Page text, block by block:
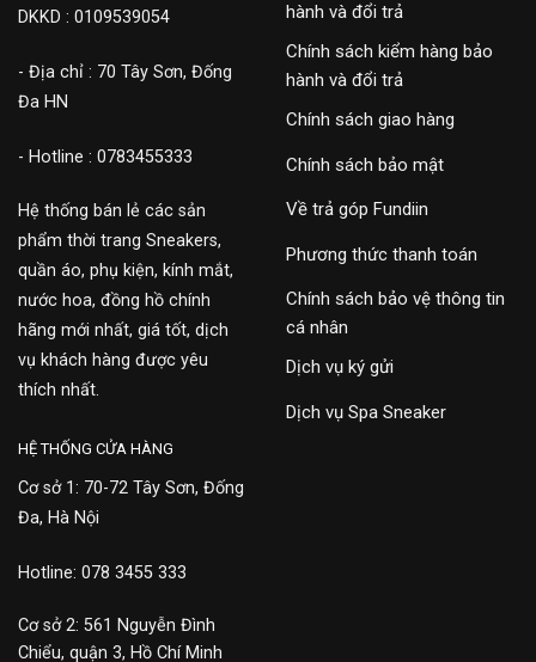
DKKD : 0109539054
- Địa chỉ : 70 Tây Sơn, Đống
Đa HN
- Hotline : 0783455333
Hệ thống bán lẻ các sản
phẩm thời trang Sneakers,
quần áo, phụ kiện, kính mắt,
nước hoa, đồng hồ chính
hãng mới nhất, giá tốt, dịch
vụ khách hàng được yêu
thích nhất.
hành và đổi trả
Chính sách kiểm hàng bảo
hành và đổi trả
Chính sách giao hàng
Chính sách bảo mật
Về trả góp Fundiin
Phương thức thanh toán
Chính sách bảo vệ thông tin
cá nhân
Dịch vụ ký gửi
Dịch vụ Spa Sneaker
HỆ THỐNG CỬA HÀNG
Cơ sở 1: 70-72 Tây Sơn, Đống
Đa, Hà Nội
Hotline: 078 3455 333
Cơ sở 2: 561 Nguyễn Đình
Chiểu, quận 3, Hồ Chí Minh